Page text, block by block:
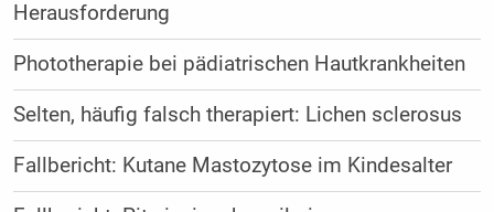
Herausforderung
Phototherapie bei pädiatrischen Hautkrankheiten
Selten, häufig falsch therapiert: Lichen sclerosus
Fallbericht: Kutane Mastozytose im Kindesalter